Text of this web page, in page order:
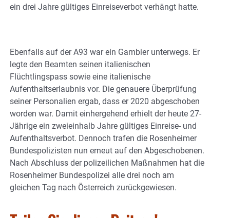
ein drei Jahre gültiges Einreiseverbot verhängt hatte.
Ebenfalls auf der A93 war ein Gambier unterwegs. Er
legte den Beamten seinen italienischen
Flüchtlingspass sowie eine italienische
Aufenthaltserlaubnis vor. Die genauere Überprüfung
seiner Personalien ergab, dass er 2020 abgeschoben
worden war. Damit einhergehend erhielt der heute 27-
Jährige ein zweieinhalb Jahre gültiges Einreise- und
Aufenthaltsverbot. Dennoch trafen die Rosenheimer
Bundespolizisten nun erneut auf den Abgeschobenen.
Nach Abschluss der polizeilichen Maßnahmen hat die
Rosenheimer Bundespolizei alle drei noch am
gleichen Tag nach Österreich zurückgewiesen.